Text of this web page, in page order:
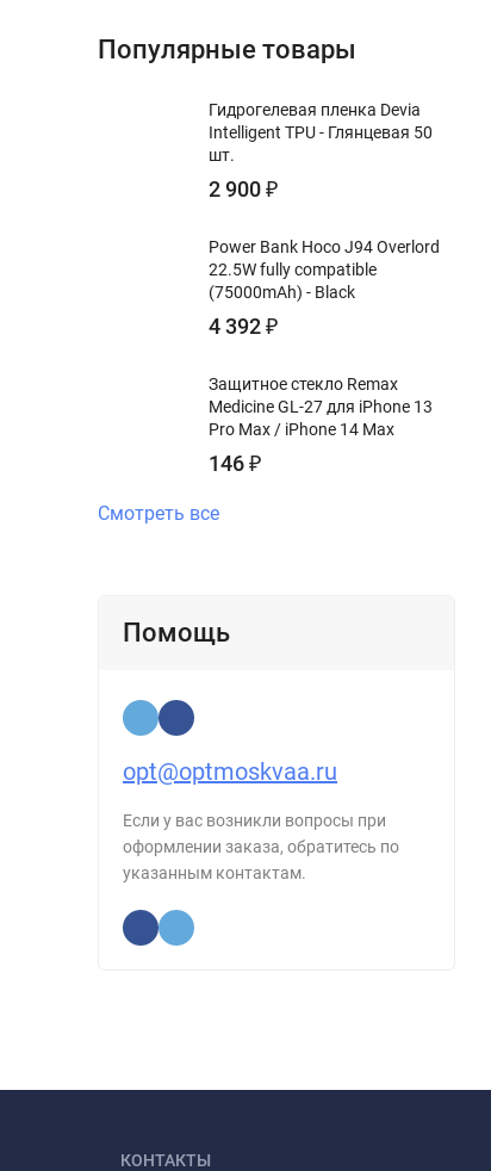
Популярные товары
Гидрогелевая пленка Devia
Intelligent TPU - Глянцевая 50
шт.
2 900₽
Power Bank Hoco J94 Overlord
22.5W fully compatible
(75000mAh) - Black
4 392₽
Защитное стекло Remax
Medicine GL-27 для iPhone 13
Pro Max / iPhone 14 Max
146₽
Смотреть все
Помощь
opt@optmoskvaa.ru
Если у вас возникли вопросы при
оформлении заказа, обратитесь по
указанным контактам.
КОНТАКТЫ